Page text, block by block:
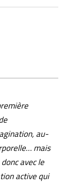
au­
mais
avec le
active qui